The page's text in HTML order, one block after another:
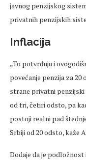
javnog penzijskog
privatnih penzijskih
Inflacija
„To potvrđuju i
povećanje penzija za 20
strane privatni
od tri, četiri odsto, pa
postoji realni pad
Srbiji od 20 odsto, kaže
Dodaje da je